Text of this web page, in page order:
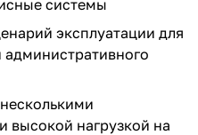
системы
эксплуатации для
административного
высокой нагрузкой на